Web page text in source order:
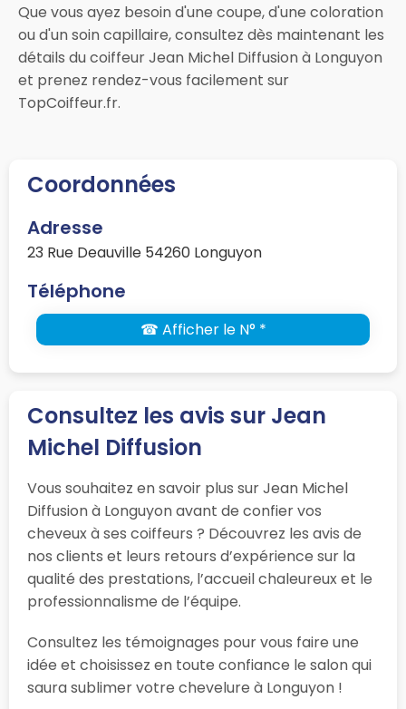
Que vous ayez besoin d'une coupe, d'une coloration
ou d'un soin capillaire, consultez dès maintenant les
détails du coiffeur Jean Michel Diffusion à Longuyon
et prenez rendez-vous facilement sur
TopCoiffeur.fr.
Coordonnées
Adresse
23 Rue Deauville 54260 Longuyon
Téléphone
☎ Afficher le N° *
Consultez les avis sur Jean
Michel Diffusion
Vous souhaitez en savoir plus sur Jean Michel
Diffusion à Longuyon avant de confier vos
cheveux à ses coiffeurs ? Découvrez les avis de
nos clients et leurs retours d’expérience sur la
qualité des prestations, l’accueil chaleureux et le
professionnalisme de l’équipe.
Consultez les témoignages pour vous faire une
idée et choisissez en toute confiance le salon qui
saura sublimer votre chevelure à Longuyon !